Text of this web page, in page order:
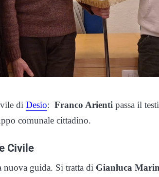
di Desio: Franco Arienti passa il
comunale cittadino.
Civile
nuova guida. Si tratta di Gianluca